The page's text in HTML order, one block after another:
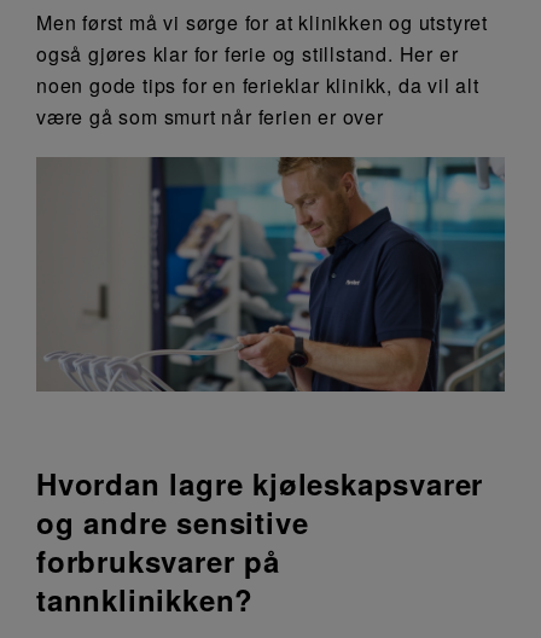
Men først må vi sørge for at klinikken og utstyret
også gjøres klar for ferie og stillstand. Her er
noen gode tips for en ferieklar klinikk, da vil alt
være gå som smurt når ferien er over
Hvordan lagre kjøleskapsvarer
og andre sensitive
forbruksvarer på
tannklinikken?